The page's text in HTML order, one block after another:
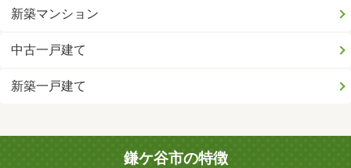
新築マンション
中古一戸建て
新築一戸建て
鎌ケ谷市の特徴